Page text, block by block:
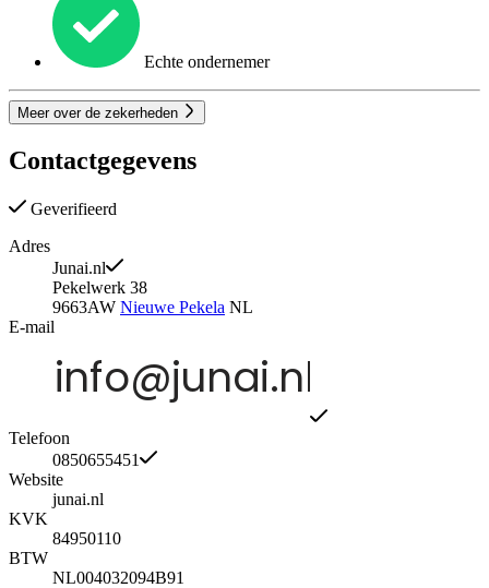
Echte ondernemer
Meer over de zekerheden
Contactgegevens
Geverifieerd
Adres
Junai.nl
Pekelwerk 38
9663AW Nieuwe Pekela NL
E-mail
Telefoon
0850655451
Website
junai.nl
KVK
84950110
BTW
NL004032094B91